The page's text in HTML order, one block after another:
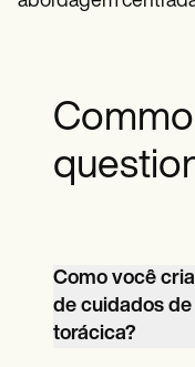
Como você
de cuidados
torácica?